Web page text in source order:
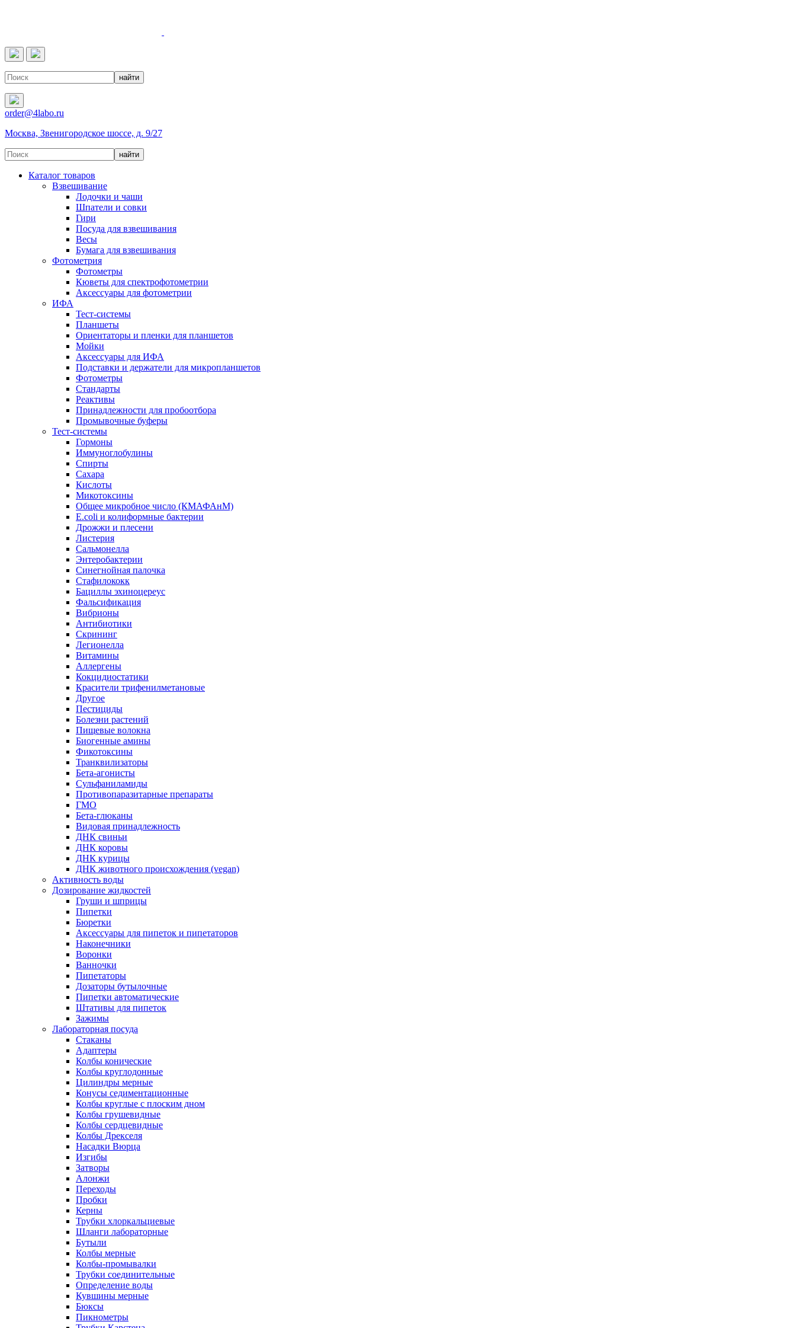
order@4labo.ru
Москва, Звенигородское шоссе, д. 9/27
Каталог товаров
Взвешивание
Лодочки и чаши
Шпатели и совки
Гири
Посуда для взвешивания
Весы
Бумага для взвешивания
Фотометрия
Фотометры
Кюветы для спектрофотометрии
Аксессуары для фотометрии
ИФА
Тест-системы
Планшеты
Ориентаторы и пленки для планшетов
Мойки
Аксессуары для ИФА
Подставки и держатели для микропланшетов
Фотометры
Стандарты
Реактивы
Принадлежности для пробоотбора
Промывочные буферы
Тест-системы
Гормоны
Иммуноглобулины
Спирты
Сахара
Кислоты
Микотоксины
Общее микробное число (КМАФАнМ)
E.coli и колиформные бактерии
Дрожжи и плесени
Листерия
Сальмонелла
Энтеробактерии
Синегнойная палочка
Стафилококк
Бациллы эхиноцереус
Фальсификация
Вибрионы
Антибиотики
Скрининг
Легионелла
Витамины
Аллергены
Кокцидиостатики
Красители трифенилметановые
Другое
Пестициды
Болезни растений
Пищевые волокна
Биогенные амины
Фикотоксины
Транквилизаторы
Бета-агонисты
Сульфаниламиды
Противопаразитарные препараты
ГМО
Бета-глюканы
Видовая принадлежность
ДНК свиньи
ДНК коровы
ДНК курицы
ДНК животного происхождения (vegan)
Активность воды
Дозирование жидкостей
Груши и шприцы
Пипетки
Бюретки
Аксессуары для пипеток и пипетаторов
Наконечники
Воронки
Ванночки
Пипетаторы
Дозаторы бутылочные
Пипетки автоматические
Штативы для пипеток
Зажимы
Лабораторная посуда
Стаканы
Адаптеры
Колбы конические
Колбы круглодонные
Цилиндры мерные
Конусы седиментационные
Колбы круглые с плоским дном
Колбы грушевидные
Колбы сердцевидные
Колбы Дрекселя
Насадки Вюрца
Изгибы
Затворы
Алонжи
Переходы
Пробки
Керны
Трубки хлоркальциевые
Шланги лабораторные
Бутыли
Колбы мерные
Колбы-промывалки
Трубки соединительные
Определение воды
Кувшины мерные
Бюксы
Пикнометры